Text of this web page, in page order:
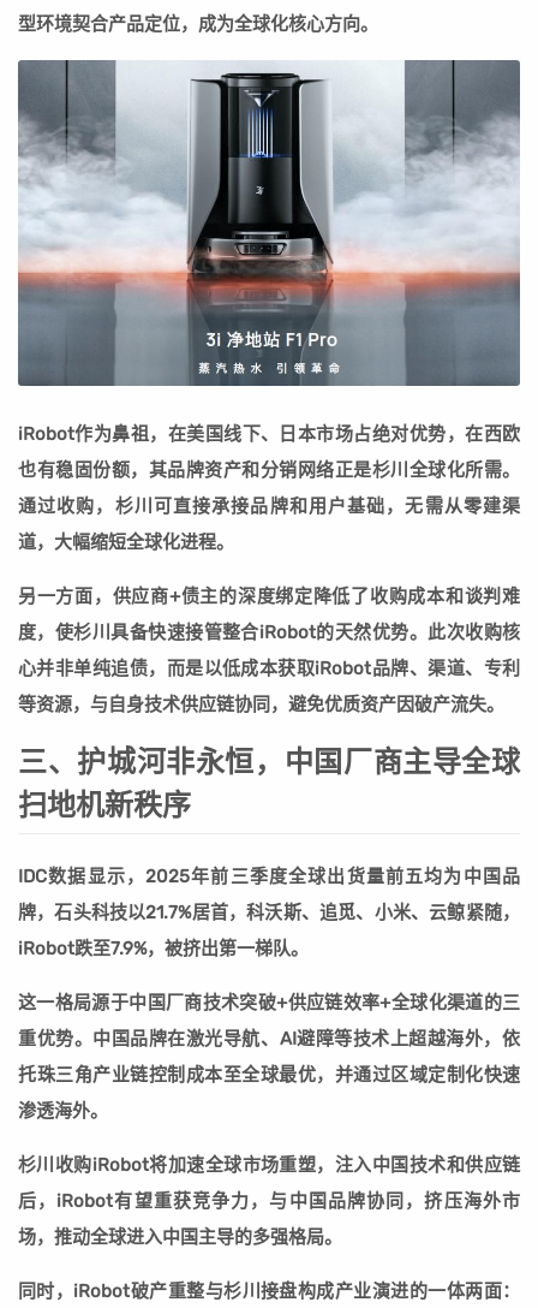
型环境契合产品定位，成为全球化核心方向。
iRobot作为鼻祖，在美国线下、日本市场占绝对优势，在西欧
也有稳固份额，其品牌资产和分销网络正是杉川全球化所需。
通过收购，杉川可直接承接品牌和用户基础，无需从零建渠
道，大幅缩短全球化进程。
另一方面，供应商+债主的深度绑定降低了收购成本和谈判难
度，使杉川具备快速接管整合iRobot的天然优势。此次收购核
心并非单纯追债，而是以低成本获取iRobot品牌、渠道、专利
等资源，与自身技术供应链协同，避免优质资产因破产流失。
三、护城河非永恒，中国厂商主导全球
扫地机新秩序
IDC数据显示，2025年前三季度全球出货量前五均为中国品
牌，石头科技以21.7%居首，科沃斯、追觅、小米、云鲸紧随，
iRobot跌至7.9%，被挤出第一梯队。
这一格局源于中国厂商技术突破+供应链效率+全球化渠道的三
重优势。中国品牌在激光导航、AI避障等技术上超越海外，依
托珠三角产业链控制成本至全球最优，并通过区域定制化快速
渗透海外。
杉川收购iRobot将加速全球市场重塑，注入中国技术和供应链
后，iRobot有望重获竞争力，与中国品牌协同，挤压海外市
场，推动全球进入中国主导的多强格局。
同时，iRobot破产重整与杉川接盘构成产业演进的一体两面：